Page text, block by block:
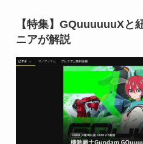
【特集】GQuuuuuuXと
ニアが解説